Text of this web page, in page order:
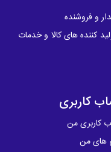
و فروشنده
معرفی تولید کننده های کالا و خدمات
کاربری
کاربری من
های من